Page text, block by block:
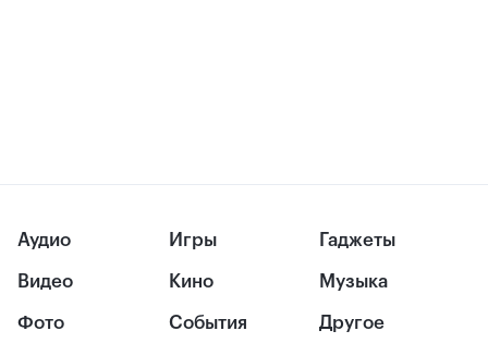
Аудио
Видео
Фото
Игры
Кино
События
Гаджеты
Музыка
Другое